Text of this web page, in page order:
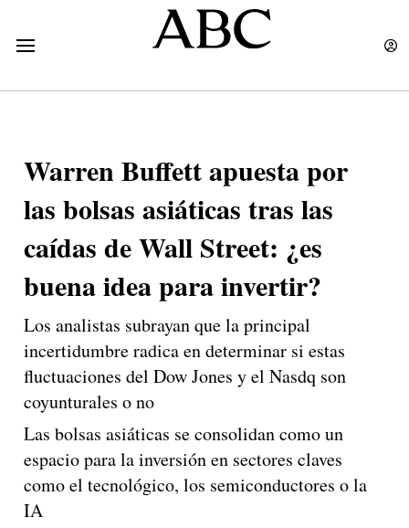
Warren Buffett apuesta por
las bolsas asiáticas tras las
caídas de Wall Street: ¿es
buena idea para invertir?
Los analistas subrayan que la principal
incertidumbre radica en determinar si estas
fluctuaciones del Dow Jones y el Nasdq son
coyunturales o no
Las bolsas asiáticas se consolidan como un
espacio para la inversión en sectores claves
como el tecnológico, los semiconductores o la
IA